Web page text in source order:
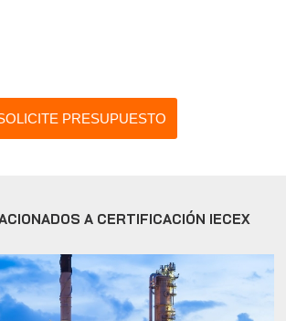
PRESUPUESTO
A CERTIFICACIÓN IECEX